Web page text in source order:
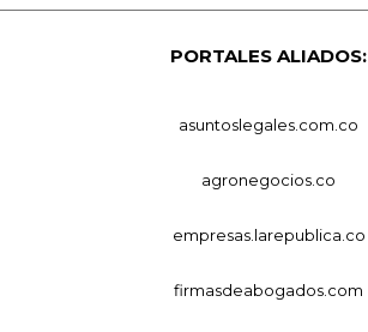
PORTALES ALIADOS:
asuntoslegales.com.co
agronegocios.co
empresas.larepublica.co
firmasdeabogados.com